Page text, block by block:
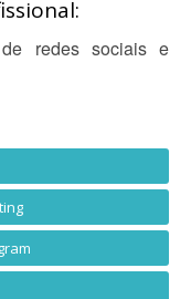
redes sociais e